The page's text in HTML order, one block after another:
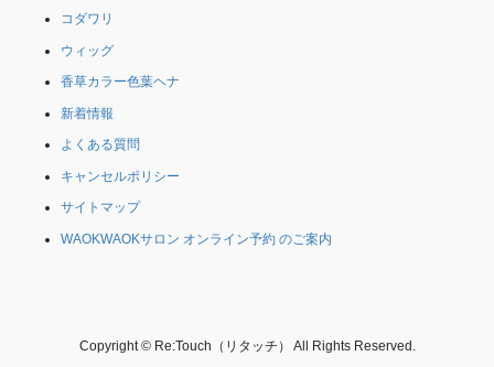
コダワリ
ウィッグ
香草カラー色葉ヘナ
新着情報
よくある質問
キャンセルポリシー
サイトマップ
WAOKWAOKサロン オンライン予約 のご案内
Copyright © Re:Touch（リタッチ） All Rights Reserved.